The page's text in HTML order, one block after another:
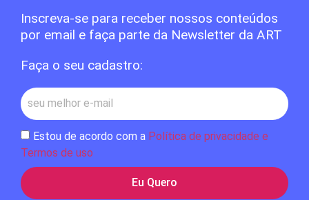
Inscreva-se para receber nossos conteúdos
por email e faça parte da Newsletter da ART
Faça o seu cadastro:
Estou de acordo com a Política de privacidade e
Termos de uso
Eu Quero